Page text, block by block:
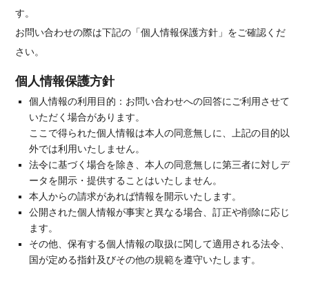
す。
お問い合わせの際は下記の「個人情報保護方針」をご確認くだ
さい。
個人情報保護方針
個人情報の利用目的：お問い合わせへの回答にご利用させて
いただく場合があります。
ここで得られた個人情報は本人の同意無しに、上記の目的以
外では利用いたしません。
法令に基づく場合を除き、本人の同意無しに第三者に対しデ
ータを開示・提供することはいたしません。
本人からの請求があれば情報を開示いたします。
公開された個人情報が事実と異なる場合、訂正や削除に応じ
ます。
その他、保有する個人情報の取扱に関して適用される法令、
国が定める指針及びその他の規範を遵守いたします。